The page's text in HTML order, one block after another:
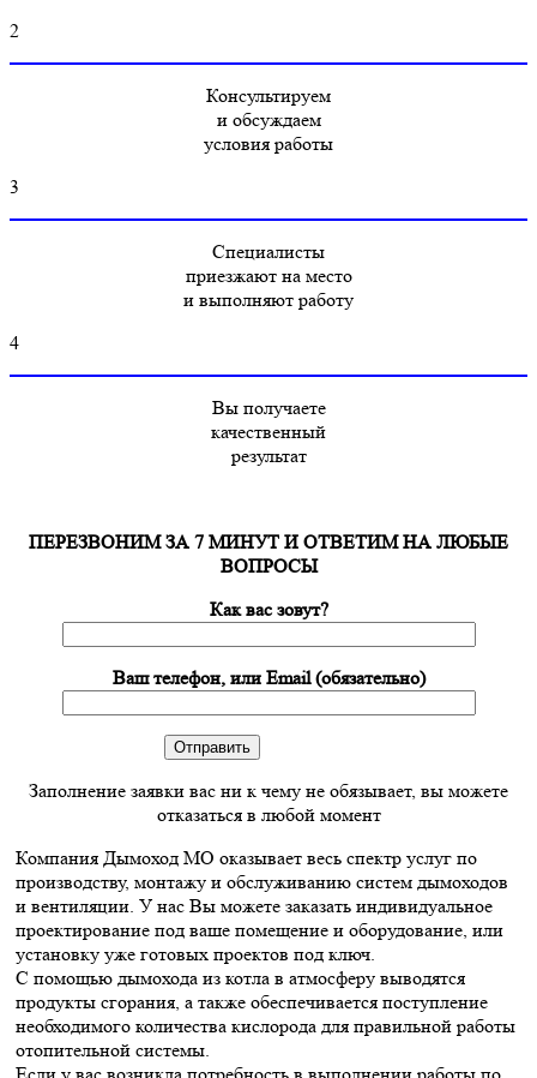
2
Консультируем
и обсуждаем
условия работы
3
Специалисты
приезжают на место
и выполняют работу
4
Вы получаете
качественный
результат
ПЕРЕЗВОНИМ ЗА 7 МИНУТ И ОТВЕТИМ НА ЛЮБЫЕ
ВОПРОСЫ
Как вас зовут?
Ваш телефон, или Email (обязательно)
Заполнение заявки вас ни к чему не обязывает, вы можете
отказаться в любой момент
Компания Дымоход МО оказывает весь спектр услуг по
производству, монтажу и обслуживанию систем дымоходов
и вентиляции. У нас Вы можете заказать индивидуальное
проектирование под ваше помещение и оборудование, или
установку уже готовых проектов под ключ.
С помощью дымохода из котла в атмосферу выводятся
продукты сгорания, а также обеспечивается поступление
необходимого количества кислорода для правильной работы
отопительной системы.
Если у вас возникла потребность в выполнении работы по